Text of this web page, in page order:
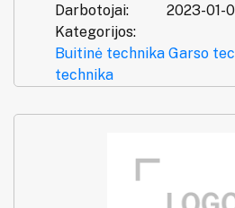
Darbotojai:
2023-01-
Kategorijos:
Buitinė technika Garso
technika